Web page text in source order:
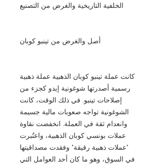
الخلفية التاريخية والغرض من التصنيع
أصل والغرض من تينبو كوبان
كانت عملة تينبو كوبان الذهبية عملة ذهبية
رسمية أصدرتها شوغونية إيدو كجزء من
إصلاحات تينبو. في ذلك الوقت، كانت
الشوغونية تواجه صعوبات مالية جسيمة
وانعدام ثقة في العملة. انخفضت نقاوة
عملات بونسي كوبان الذهبية، واعتُبرت
"عملات ذهبية رقيقة" وفقدت مصداقيتها
في السوق، وهو ما كان أحد العوامل التي